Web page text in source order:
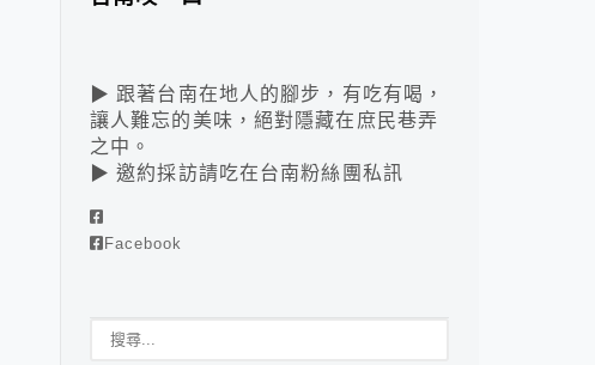
▶ 跟著台南在地人的腳步，有吃有喝，
讓人難忘的美味，絕對隱藏在庶民巷弄
之中。
▶ 邀約採訪請吃在台南粉絲團私訊
Facebook